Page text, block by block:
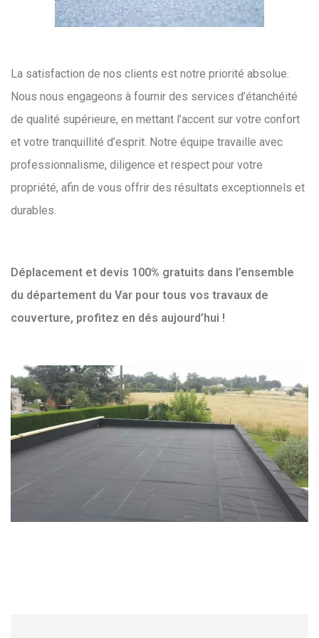
La satisfaction de nos clients est notre priorité absolue.
Nous nous engageons à fournir des services d’étanchéité
de qualité supérieure, en mettant l’accent sur votre confort
et votre tranquillité d’esprit. Notre équipe travaille avec
professionnalisme, diligence et respect pour votre
propriété, afin de vous offrir des résultats exceptionnels et
durables.
Déplacement et devis 100% gratuits dans l’ensemble
du département du Var pour tous vos travaux de
couverture, profitez en dés aujourd’hui !